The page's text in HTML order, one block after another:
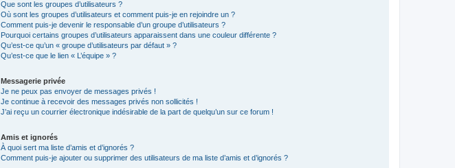
Que sont les groupes d’utilisateurs ?
Où sont les groupes d’utilisateurs et comment puis-je en rejoindre un ?
Comment puis-je devenir le responsable d’un groupe d’utilisateurs ?
Pourquoi certains groupes d’utilisateurs apparaissent dans une couleur différente ?
Qu’est-ce qu’un « groupe d’utilisateurs par défaut » ?
Qu’est-ce que le lien « L’équipe » ?
Messagerie privée
Je ne peux pas envoyer de messages privés !
Je continue à recevoir des messages privés non sollicités !
J’ai reçu un courrier électronique indésirable de la part de quelqu’un sur ce forum !
Amis et ignorés
À quoi sert ma liste d’amis et d’ignorés ?
Comment puis-je ajouter ou supprimer des utilisateurs de ma liste d’amis et d’ignorés ?